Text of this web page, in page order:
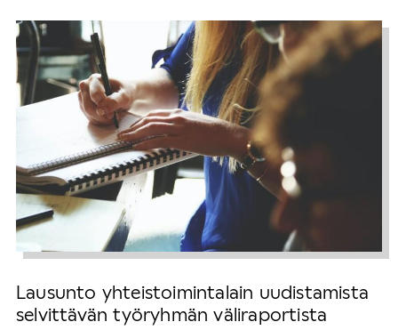
Lausunto yhteistoimintalain uudistamista
selvittävän työryhmän väliraportista